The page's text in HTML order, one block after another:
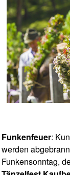
Funkenfeuer:
werden
Funkensonntag,